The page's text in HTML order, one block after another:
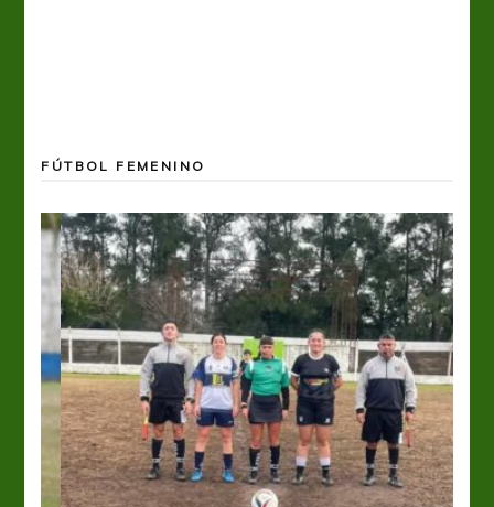
FÚTBOL FEMENINO